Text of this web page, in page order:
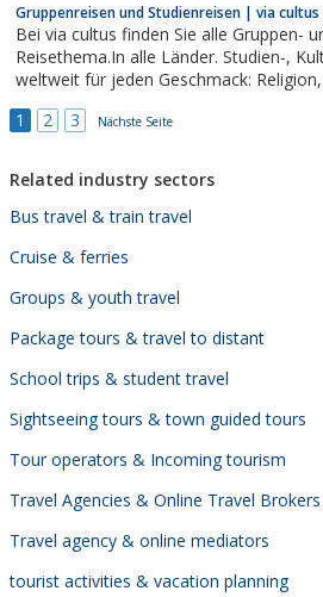
Gruppenreisen und Studienreisen | via cultus
Bei via cultus finden Sie alle Gruppen-
Reisethema.In alle Länder. Studien-, Kultur-, und Entdeckerreisen
weltweit für jeden Geschmack: Religion, Kultur, Bildung, Politik,
1 2 3 Nächste Seite
Related industry sectors
Bus travel & train travel
Cruise & ferries
Groups & youth travel
Package tours & travel to distant
School trips & student travel
Sightseeing tours & town guided tours
Tour operators & Incoming tourism
Travel Agencies & Online Travel Brokers
Travel agency & online mediators
tourist activities & vacation planning